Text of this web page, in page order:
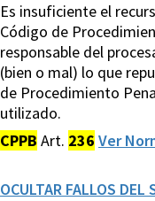
Es insuficiente el
Código de
responsable del
(bien o mal) lo que
de Procedimiento
utilizado.
CPPB Art. 236 Ver
OCULTAR FALLOS DEL